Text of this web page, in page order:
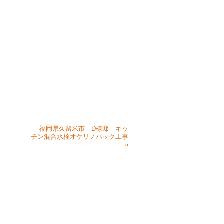
福岡県久留米市 D様邸 キッ
チン混合水栓オケリノパック工事
»